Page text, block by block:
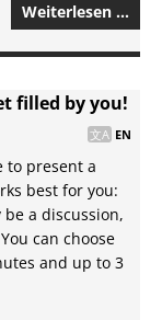
Weiterlesen …
filled by you!
EN
to present a
best for you:
a discussion,
can choose
and up to 3